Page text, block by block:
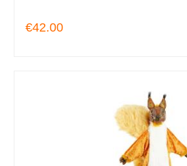
€42.00